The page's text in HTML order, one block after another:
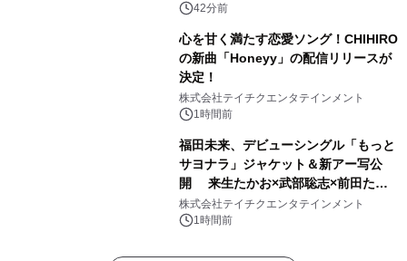
42分前
心を甘く満たす恋愛ソング！CHIHIRO
の新曲「Honeyy」の配信リリースが
決定！
株式会社テイチクエンタテインメント
1時間前
福田未来、デビューシングル「もっと
サヨナラ」ジャケット＆新アー写公
開 来生たかお×武部聡志×前田たか
ひろの豪華タッグ
株式会社テイチクエンタテインメント
1時間前